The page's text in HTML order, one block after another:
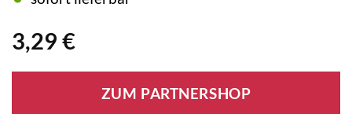
3,29 €
ZUM PARTNERSHOP